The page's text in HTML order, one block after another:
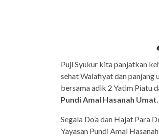
Puji Syukur kita panjatkan
sehat Walafiyat dan panjang
bersama adik 2 Yatim Piatu
Pundi Amal Hasanah Umat.
Segala Do’a dan Hajat Para
Yayasan Pundi Amal